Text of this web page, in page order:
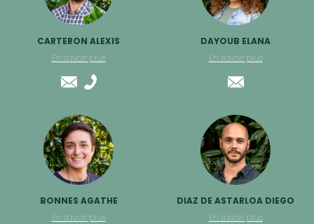
CARTERON ALEXIS
En savoir plus
DAYOUB ELANA
En savoir plus
BONNES AGATHE
En savoir plus
DIAZ DE ASTARLOA DIEGO
En savoir plus